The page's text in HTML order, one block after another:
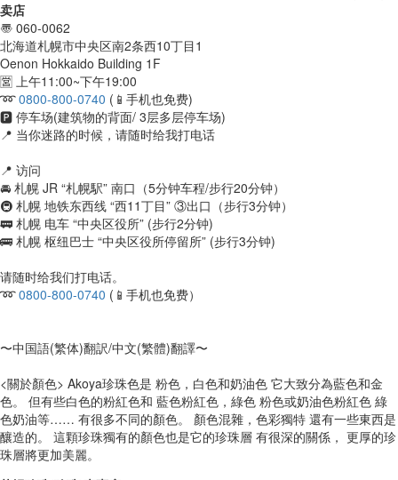
卖店
〠 060-0062
北海道札幌市中央区南2条西10丁目1
Oenon Hokkaido Building 1F
🈺 上午11:00~下午19:00
➿0800-800-0740 (📱手机也免费)
🅿️ 停车场(建筑物的背面/ 3层多层停车场)
📍 当你迷路的时候，请随时给我打电话
📍 访问
🚘 札幌 JR “札幌駅” 南口（5分钟车程/步行20分钟）
🚇 札幌 地铁东西线 “西11丁目” ③出口（步行3分钟）
🚃 札幌 电车 “中央区役所” (步行2分钟)
🚌 札幌 枢纽巴士 “中央区役所停留所” (步行3分钟)
请随时给我们打电话。
➿0800-800-0740 (📱手机也免费）
〜中国語(繁体)翻訳/中文(繁體)翻譯〜
<關於顏色> Akoya珍珠色是 粉色，白色和奶油色 它大致分為藍色和金
色。 但有些白色的粉紅色和 藍色粉紅色，綠色 粉色或奶油色粉紅色 綠
色奶油等…… 有很多不同的顏色。 顏色混雜，色彩獨特 還有一些東西是
釀造的。 這顆珍珠獨有的顏色也是它的珍珠層 有很深的關係， 更厚的珍
珠層將更加美麗。